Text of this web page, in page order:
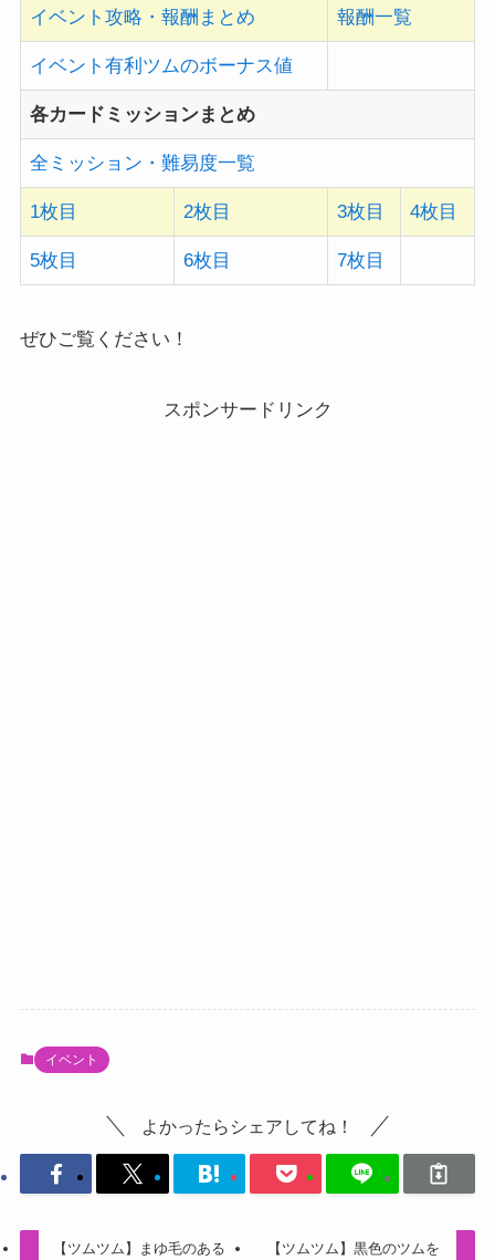
イベント攻略・報酬まとめ 報酬一覧
イベント有利ツムのボーナス値
各カードミッションまとめ
全ミッション・難易度一覧
1枚目 2枚目 3枚目 4枚目
5枚目 6枚目 7枚目
ぜひご覧ください！
スポンサードリンク
イベント
よかったらシェアしてね！
【ツムツム】まゆ毛のある
【ツムツム】黒色のツムを